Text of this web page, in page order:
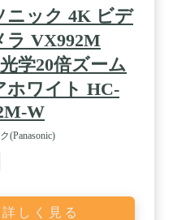
ニック 4K ビデ
ラ VX992M
学20倍ズーム
ホワイト HC-
W
(Panasonic)
しく見る